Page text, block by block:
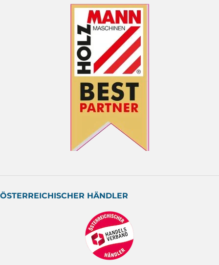
ÖSTERREICHISCHER HÄNDLER